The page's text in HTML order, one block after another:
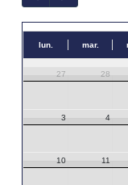
lun. mar.
27 28
3 4
10 11